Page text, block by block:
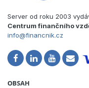
Server od roku 2003
Centrum finančního
info@financnik.cz
OBSAH